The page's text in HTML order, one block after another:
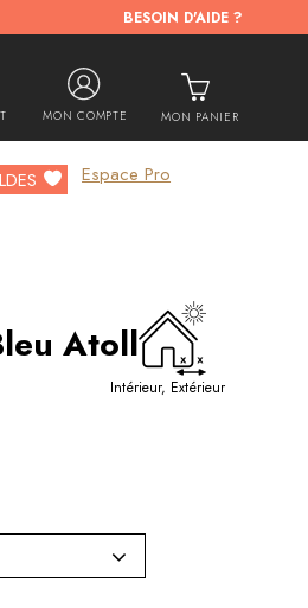
BESOIN D'AIDE ?
MON PANIER
MON COMPTE
Espace Pro
Atoll
Intérieur, Extérieur